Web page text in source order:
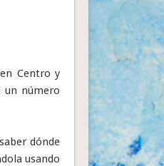
Centro y
un número
dónde
usando